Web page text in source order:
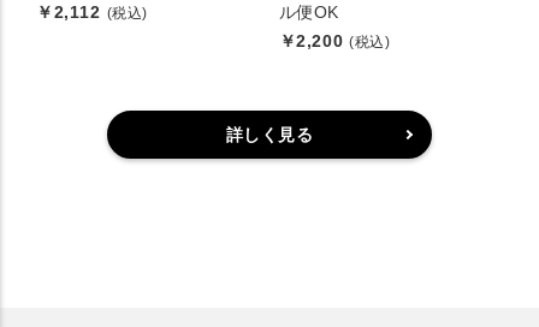
￥2,112 (税込)
ル便OK
￥2,200 (税込)
詳しく見る